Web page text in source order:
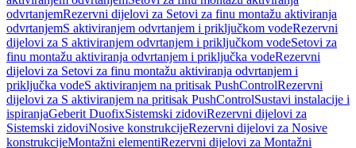
odvrtanjemRezervni dijelovi za Setovi za finu montažu aktiviranja
odvrtanjemS aktiviranjem odvrtanjem i priključkom vodeRezervni
dijelovi za S aktiviranjem odvrtanjem i priključkom vodeSetovi za
finu montažu aktiviranja odvrtanjem i priključka vodeRezervni
dijelovi za Setovi za finu montažu aktiviranja odvrtanjem i
priključka vodeS aktiviranjem na pritisak PushControlRezervni
dijelovi za S aktiviranjem na pritisak PushControlSustavi instalacije i
ispiranjaGeberit DuofixSistemski zidoviRezervni dijelovi za
Sistemski zidoviNosive konstrukcijeRezervni dijelovi za Nosive
konstrukcijeMontažni elementiRezervni dijelovi za Montažni